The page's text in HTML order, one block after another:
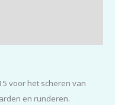
voor het scheren van
en runderen.